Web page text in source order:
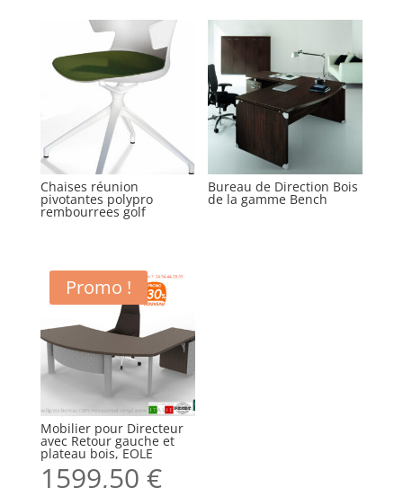
Chaises réunion
pivotantes polypro
rembourrees golf
Bureau de Direction Bois
de la gamme Bench
Promo !
Mobilier pour Directeur
avec Retour gauche et
plateau bois, EOLE
1599,50 €